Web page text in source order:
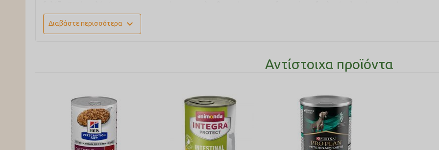
Διατροφικά πρόσθετα: βιταμίνη A 7000 IU, βιταμίνη D3 500 IU, βιταμίνη E 60 mg, βιταμίνη B1 1 mg, βιταμίνη B2 2,4 mg,
χολίνη 270 mg (χλωριούχος χολίνη), σίδηρος 1,6 mg (χηλικός σίδηρος [II]), χαλκός 1,15 mg (χηλικός χαλκός), μαγγάνιο 1,2 mg
ψευδάργυρος), σελήνιο 0,08 mg (σεληνιώδες νάτριο).
Σύνθεση: Κουνέλι (κρέας) 36%, υδρολυμένο κουνέλι, κολοκύθα, ρύζι, Plantago psyllium, έλαιο καρύδας, XOS, ανόργανες ουσίες,
Πηγές πολύ εύπεπτων συστατικών, συμπεριλαμβανομένης της επεξεργασίας: υδρολυμένο κουνέλι.
ψευδάργυρος), σελήνιο 0,08 mg (σεληνιώδες νάτριο).
Διαβάστε περισσότερα expand_more
Αντίστοιχα προϊόντα